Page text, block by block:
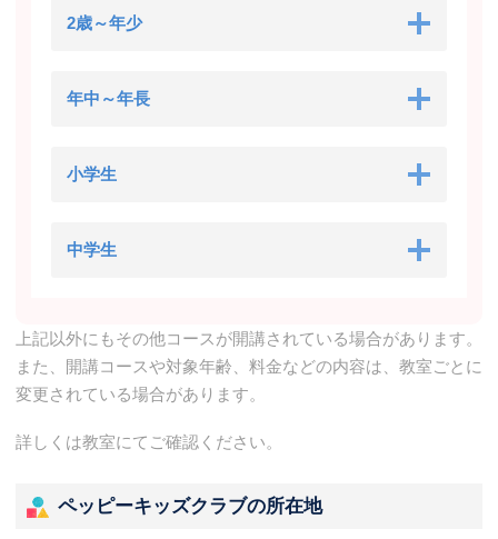
2歳～年少
年中～年長
小学生
中学生
上記以外にもその他コースが開講されている場合があります。
また、開講コースや対象年齢、料金などの内容は、教室ごとに
変更されている場合があります。
詳しくは教室にてご確認ください。
ペッピーキッズクラブの所在地